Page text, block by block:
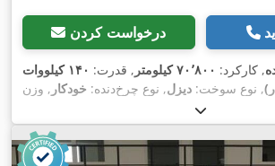
درخواست کردن
, کارکرد: ۷۰٬۸۰۰ کیلومتر , قدرت:
۱۴۰ کیلووات
, نوع سوخت: دیزل, نوع چرخ‌دنده: خودکار , وزن
, ثبت‌نام اولیه:
بهره‌وری انرژی:C هوا, تعداد صندلی‌ها:۶,
سوخت:دیزل, تجهیزات:اِی‌بی‌اِس‎, تهویه مطبوع, در کشویی, رایانه‌ی